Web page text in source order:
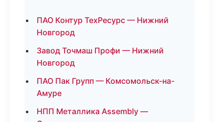
ПАО Контур ТехРесурс — Нижний
Новгород
Завод Точмаш Профи — Нижний
Новгород
ПАО Пак Групп — Комсомольск-на-
Амуре
НПП Металлика Assembly —